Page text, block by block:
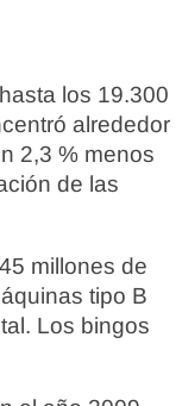
los 19.300
alrededor
2,3 % menos
de las
millones de
tipo B
Los bingos